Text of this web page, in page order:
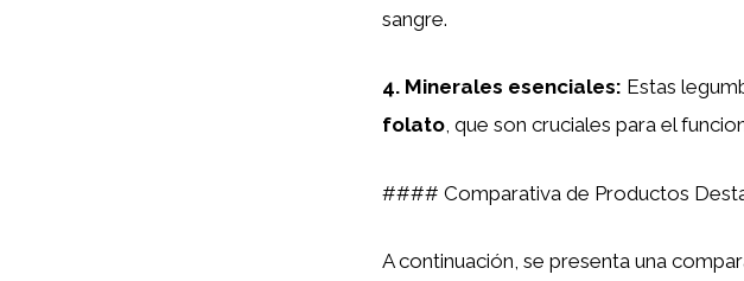
sangre.
4. Minerales esenciales: Estas
folato, que son cruciales para el
#### Comparativa de Productos
A continuación, se presenta una